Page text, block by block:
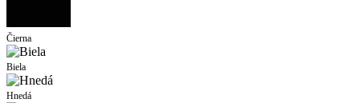
Čierna
Biela
Hnedá